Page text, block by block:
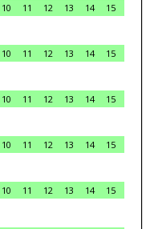
10 11 12 13 14
15
10 11 12 13 14
15
10 11 12 13 14
15
10 11 12 13 14
15
10 11 12 13 14
15